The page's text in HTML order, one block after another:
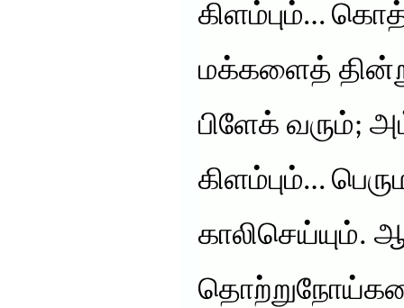
கிளம்பும்…
மக்களைத்
பிளேக் வரும்;
கிளம்பும்…
காலிசெய்யும்.